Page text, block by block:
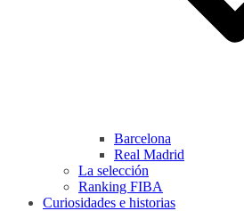
Barcelona
Real Madrid
La selección
Ranking FIBA
Curiosidades e historias